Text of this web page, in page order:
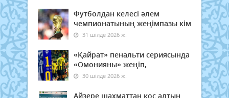
Футболдан келесі әлем
чемпионатының жеңімпазы кім
31 шілде 2026 ж.
«Қайрат» пенальти сериясында
«Омонияны» жеңіп,
30 шілде 2026 ж.
Айзере шахматтан қос алтын